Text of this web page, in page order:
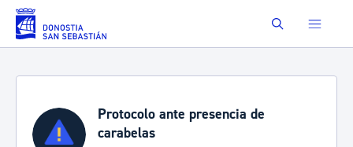
Saltar al contenido principal Buscar
Protocolo ante presencia de
carabelas